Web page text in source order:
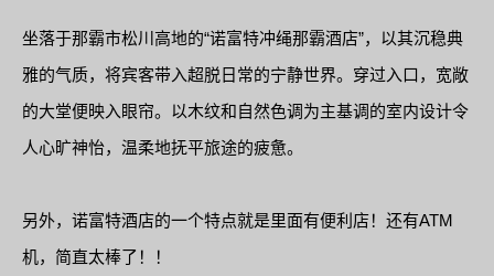
坐落于那霸市松川高地的“诺富特冲绳那霸酒店”，以其沉稳典
雅的气质，将宾客带入超脱日常的宁静世界。穿过入口，宽敞
的大堂便映入眼帘。以木纹和自然色调为主基调的室内设计令
人心旷神怡，温柔地抚平旅途的疲惫。
另外，诺富特酒店的一个特点就是里面有便利店！还有ATM
机，简直太棒了！！